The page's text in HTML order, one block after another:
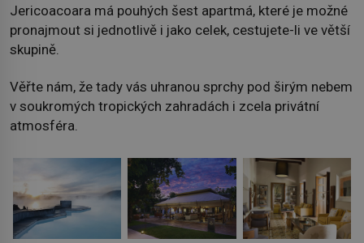
Jericoacoara má pouhých šest apartmá, které je možné
pronajmout si jednotlivě i jako celek, cestujete-li ve větší
skupině.
Věřte nám, že tady vás uhranou sprchy pod širým nebem
v soukromých tropických zahradách i zcela privátní
atmosféra.